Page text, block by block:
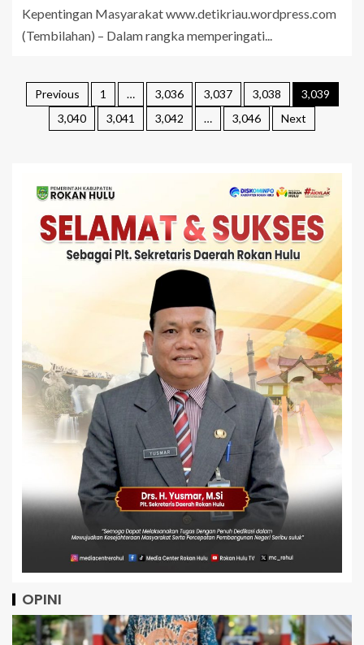
Kepentingan Masyarakat www.detikriau.wordpress.com
(Tembilahan) – Dalam rangka memperingati...
Previous 1 … 3,036 3,037 3,038
3,039
3,040
3,041 3,042 … 3,046 Next
OPINI